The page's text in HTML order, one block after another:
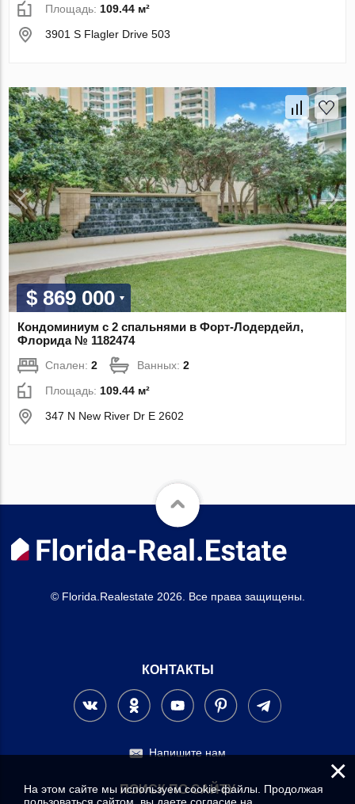
Площадь: 109.44 м²
3901 S Flagler Drive 503
$ 869 000
Кондоминиум с 2 спальнями в Форт-Лодердейл,
Флорида № 1182474
Спален:2 Ванных:2
Площадь: 109.44 м²
347 N New River Dr E 2602
© Florida.Realestate 2026. Все права защищены.
КОНТАКТЫ
Напишите нам
ПОИСК ПО САЙТУ
×
На этом сайте мы используем cookie-файлы. Продолжая